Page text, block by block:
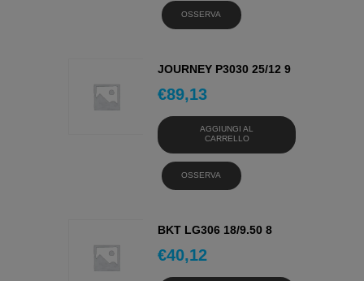
OSSERVA
JOURNEY P3030 25/12 9
€89,13
AGGIUNGI AL
CARRELLO
OSSERVA
BKT LG306 18/9.50 8
€40,12